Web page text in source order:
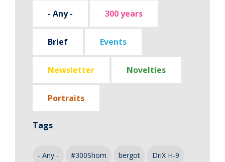
- Any - 300 years
Brief Events
Newsletter Novelties
Portraits
Tags
- Any - #300Shom bergot DriX H-9